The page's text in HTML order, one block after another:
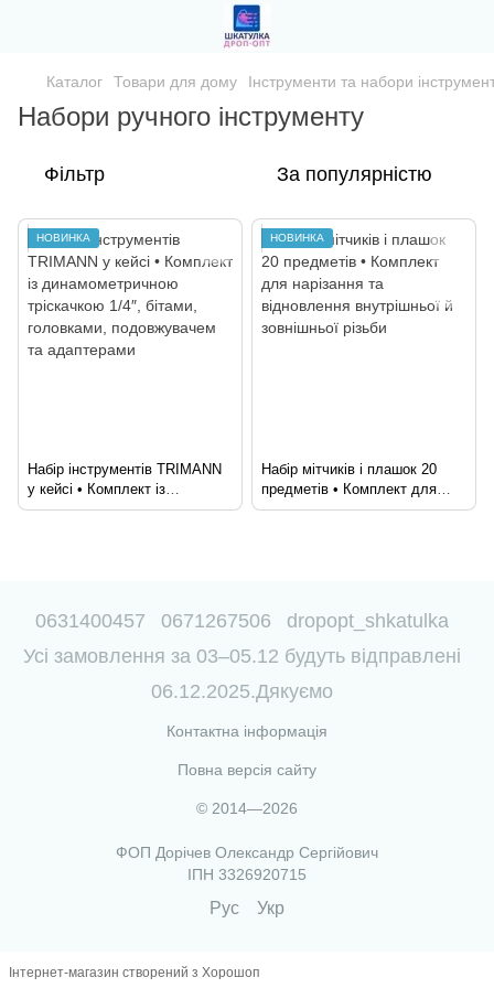
Каталог Товари для дому Інструменти та набори
Набори ручного інструменту
Фільтр За популярністю
НОВИНКА
Набір інструментів TRIMANN
у кейсі • Комплект із
динамометричною тріскачкою
НОВИНКА
Набір мітчиків і плашок 20
предметів • Комплект для
нарізання та відновлення
0631400457 0671267506
dropopt_shkatulka
Усі замовлення за 03–05.12 будуть відправлені
06.12.2025.Дякуємо
Контактна інформація
Повна версія сайту
© 2014—2026
ФОП Дорічев Олександр Сергійович
ІПН 3326920715
Рус Укр
Інтернет-магазин створений з Хорошоп